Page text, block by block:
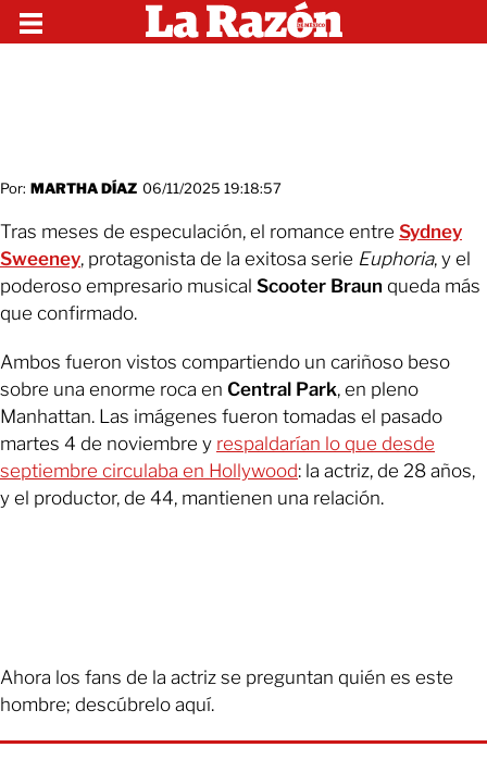
Por: MARTHA DÍAZ 06/11/2025 19:18:57
Tras meses de especulación, el romance entre Sydney
Sweeney, protagonista de la exitosa serie Euphoria, y el
poderoso empresario musical Scooter Braun queda más
que confirmado.
Ambos fueron vistos compartiendo un cariñoso beso
sobre una enorme roca en Central Park, en pleno
Manhattan. Las imágenes fueron tomadas el pasado
martes 4 de noviembre y respaldarían lo que desde
septiembre circulaba en Hollywood: la actriz, de 28 años,
y el productor, de 44, mantienen una relación.
Ahora los fans de la actriz se preguntan quién es este
hombre; descúbrelo aquí.